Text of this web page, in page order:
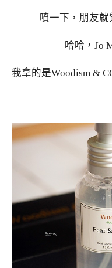
噴一下，朋友就
哈哈，Jo
我拿的是Woodism &